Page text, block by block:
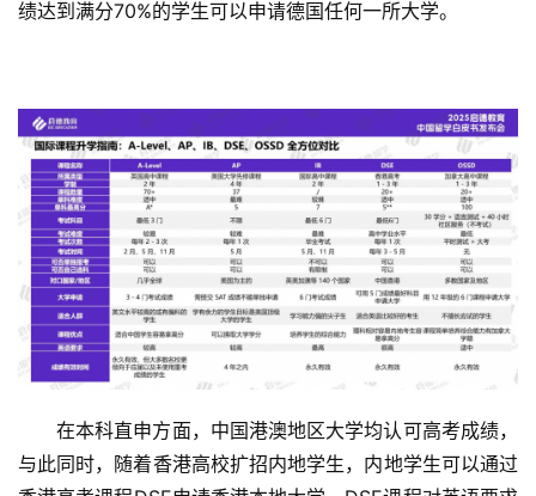
绩达到满分70%的学生可以申请德国任何一所大学。
在本科直申方面，中国港澳地区大学均认可高考成绩，
与此同时，随着香港高校扩招内地学生，内地学生可以通过